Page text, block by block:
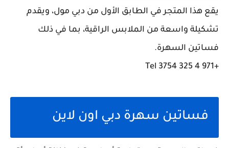
يقع هذا المتجر في الطابق الأول من دبي مول، ويقدم
تشكيلة واسعة من الملابس الراقية، بما في ذلك
فساتين السهرة.
+971 4 325 3754 Tel
فساتين سهرة دبي اون لاين